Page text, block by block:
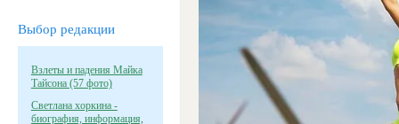
Выбор редакции
Взлеты и падения Майка
Тайсона (57 фото)
Светлана хоркина -
биография, информация,